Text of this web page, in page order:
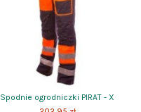
Spodnie ogrodniczki PIRAT - X